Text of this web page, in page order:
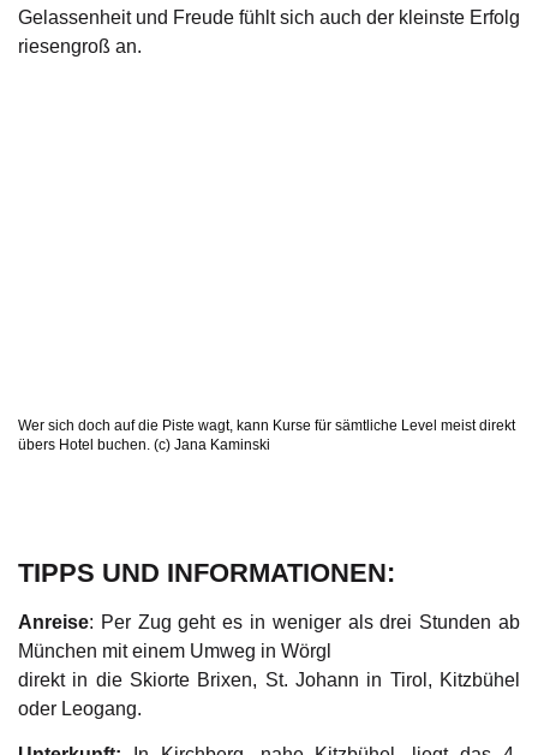
Gelassenheit und Freude fühlt sich auch der kleinste Erfolg
riesengroß an.
Wer sich doch auf die Piste wagt, kann Kurse für sämtliche Level meist direkt
übers Hotel buchen. (c) Jana Kaminski
TIPPS UND INFORMATIONEN:
Anreise: Per Zug geht es in weniger als drei Stunden ab
München mit einem Umweg in Wörgl
direkt in die Skiorte Brixen, St. Johann in Tirol, Kitzbühel
oder Leogang.